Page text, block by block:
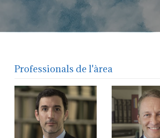
Professionals de l'àrea